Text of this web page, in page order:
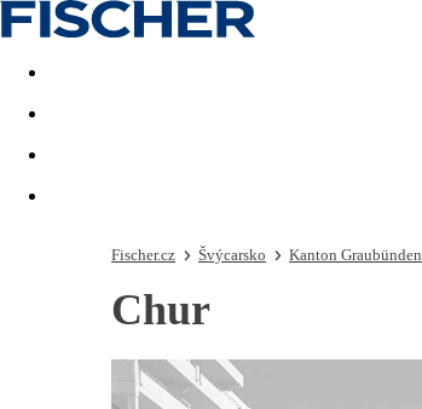
Akční nabídky Last minute
Fischer.cz Švýcarsko Kanton Graubünden
Chur